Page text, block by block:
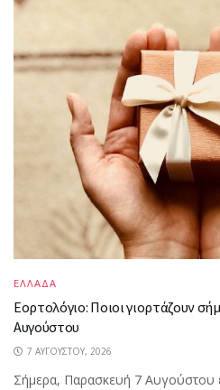
ΕΛΛΑΔΑ
Εορτολόγιο: Ποιοι γιορτάζουν
Αυγούστου
7 ΑΥΓΟΎΣΤΟΥ, 2026
Σήμερα, Παρασκευή 7 Αυγούστου